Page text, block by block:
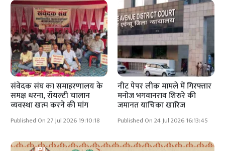
संवेदक संघ का समाहरणालय के
समक्ष धरना, रॉयल्टी चालान
व्यवस्था खत्म करने की मांग
Published On 27 Jul 2026 19:10:18
नीट पेपर लीक मामले में गिरफ्तार
मनोज भगवानराव शिरुरे की
जमानत याचिका खारिज
Published On 24 Jul 2026 16:13:45